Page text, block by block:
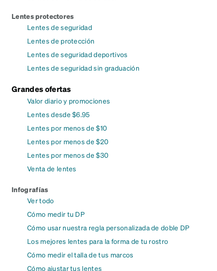
Lentes protectores
Lentes de seguridad
Lentes de protección
Lentes de seguridad deportivos
Lentes de seguridad sin graduación
Grandes ofertas
Valor diario y promociones
Lentes desde $6.95
Lentes por menos de $10
Lentes por menos de $20
Lentes por menos de $30
Venta de lentes
Infografías
Ver todo
Cómo medir tu DP
Cómo usar nuestra regla personalizada de doble DP
Los mejores lentes para la forma de tu rostro
Cómo medir el talla de tus marcos
Cómo ajustar tus lentes